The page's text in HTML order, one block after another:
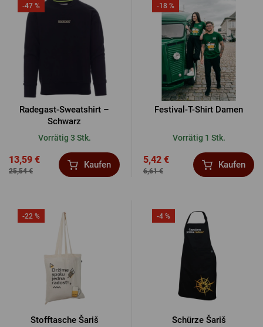
-47 %
Radegast-Sweatshirt –
Schwarz
Vorrätig 3 Stk.
25,54 €
13,59 € Kaufen
-18 %
Festival-T-Shirt Damen
Vorrätig 1 Stk.
6,61 €
5,42 € Kaufen
-22 %
Stofftasche Šariš
-4 %
Schürze Šariš